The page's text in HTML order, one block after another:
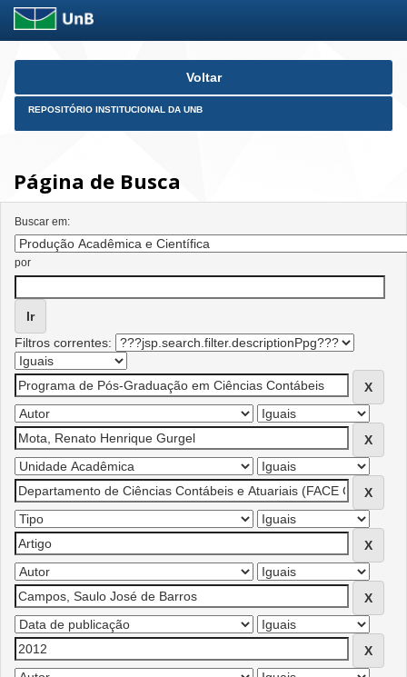
Skip
Voltar
REPOSITÓRIO INSTITUCIONAL DA UNB
Página de Busca
Buscar em:
por
Filtros correntes: